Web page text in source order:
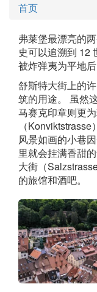
首页
弗莱堡最漂亮的
史可以追溯到 12
被炸弹夷为平地
舒斯特大街上的
筑的用途。 虽然
马赛克印章则更
（
风景如画的小巷
里就会挂满香甜
大街（
的旅馆和酒吧。